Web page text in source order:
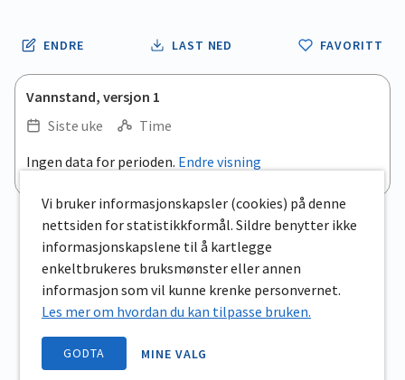
ENDRE LAST NED FAVORITT
Vannstand, versjon 1
Siste uke
Time
.
View as data table, .
Ingen data for perioden. Endre visning
Vi bruker informasjonskapsler (cookies) på denne
nettsiden for statistikkformål. Sildre benytter ikke
informasjonskapslene til å kartlegge
enkeltbrukeres bruksmønster eller annen
informasjon som vil kunne krenke personvernet.
Les mer om hvordan du kan tilpasse bruken.
GODTA MINE VALG